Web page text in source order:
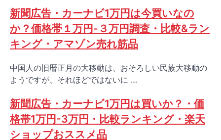
新聞広告・カーナビ1万円は今買いなの
か？価格帯１万円-３万円調査・比較&ラン
キング・アマゾン売れ筋品
中国人の旧暦正月の大移動は、おそろしい民族大移動の
ようですが、それほどではないに …
新聞広告・カーナビ1万円は買いか？・価
格帯1万円-3万円・比較ランキング・楽天
ショップおススメ品